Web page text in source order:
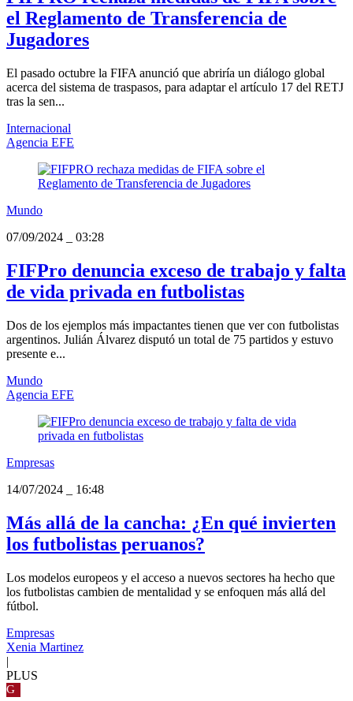
el Reglamento de Transferencia de
Jugadores
El pasado octubre la FIFA anunció que abriría un diálogo global
acerca del sistema de traspasos, para adaptar el artículo 17 del RETJ
tras la sen...
Internacional
Agencia EFE
Mundo
07/09/2024
03:28
FIFPro denuncia exceso de trabajo y falta
de vida privada en futbolistas
Dos de los ejemplos más impactantes tienen que ver con futbolistas
argentinos. Julián Álvarez disputó un total de 75 partidos y estuvo
presente e...
Mundo
Agencia EFE
Empresas
14/07/2024
16:48
Más allá de la cancha: ¿En qué invierten
los futbolistas peruanos?
Los modelos europeos y el acceso a nuevos sectores ha hecho que
los futbolistas cambien de mentalidad y se enfoquen más allá del
fútbol.
Empresas
Xenia Martinez
|
PLUS
G